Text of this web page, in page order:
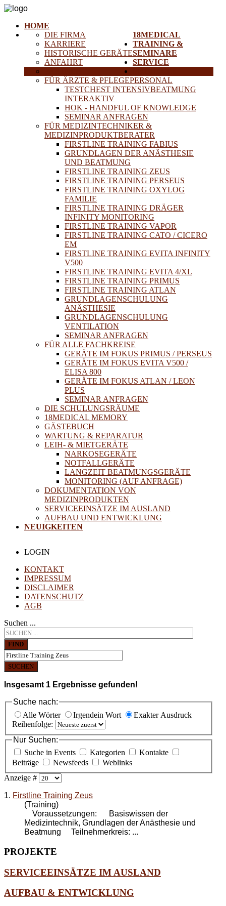
HOME
18MEDICAL
DIE FIRMA
KARRIERE
HISTORISCHE GERÄTE
ANFAHRT
TRAINING &
SEMINARE
FÜR ÄRZTE & PFLEGEPERSONAL
TESTCHEST INTENSIVBEATMUNG
INTERAKTIV
HOK - HANDFUL OF KNOWLEDGE
SEMINAR ANFRAGEN
FÜR MEDIZINTECHNIKER &
MEDIZINPRODUKTBERATER
FIRSTLINE TRAINING FABIUS
GRUNDLAGEN DER ANÄSTHESIE
UND BEATMUNG
FIRSTLINE TRAINING ZEUS
FIRSTLINE TRAINING PERSEUS
FIRSTLINE TRAINING OXYLOG
FAMILIE
FIRSTLINE TRAINING DRÄGER
INFINITY MONITORING
FIRSTLINE TRAINING VAPOR
FIRSTLINE TRAINING CATO / CICERO
EM
FIRSTLINE TRAINING EVITA INFINITY
V500
FIRSTLINE TRAINING EVITA 4/XL
FIRSTLINE TRAINING PRIMUS
FIRSTLINE TRAINING ATLAN
GRUNDLAGENSCHULUNG
ANÄSTHESIE
GRUNDLAGENSCHULUNG
VENTILATION
SEMINAR ANFRAGEN
FÜR ALLE FACHKREISE
GERÄTE IM FOKUS PRIMUS / PERSEUS
GERÄTE IM FOKUS EVITA V500 /
ELISA 800
GERÄTE IM FOKUS ATLAN / LEON
PLUS
SEMINAR ANFRAGEN
DIE SCHULUNGSRÄUME
18MEDICAL MEMORY
GÄSTEBUCH
SERVICE
WARTUNG & REPARATUR
LEIH- & MIETGERÄTE
NARKOSEGERÄTE
NOTFALLGERÄTE
LANGZEIT BEATMUNGSGERÄTE
MONITORING (AUF ANFRAGE)
DOKUMENTATION VON
MEDIZINPRODUKTEN
SERVICEEINSÄTZE IM AUSLAND
AUFBAU UND ENTWICKLUNG
NEUIGKEITEN
LOGIN
KONTAKT
IMPRESSUM
DISCLAIMER
DATENSCHUTZ
AGB
Suchen ...
FIND
SUCHEN
Insgesamt 1 Ergebnisse gefunden!
Suche nach:
Alle Wörter
Irgendein Wort
Exakter Ausdruck
Reihenfolge:
Nur Suchen:
Suche in Events
Kategorien
Kontakte
Beiträge
Newsfeeds
Weblinks
Anzeige #
1. Firstline Training Zeus
(Training)
Voraussetzungen: Basiswissen der
Medizintechnik, Grundlagen der Anästhesie und
Beatmung Teilnehmerkreis: ...
PROJEKTE
SERVICEEINSÄTZE IM AUSLAND
AUFBAU & ENTWICKLUNG